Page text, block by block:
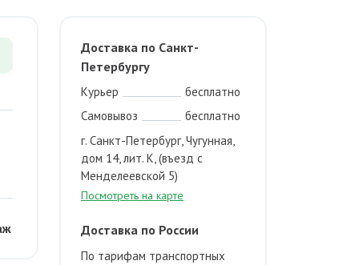
Доставка по Санкт-
Петербургу
Курьер
бесплатно
Самовывоз
бесплатно
г. Санкт-Петербург, Чугунная,
дом 14, лит. К, (въезд с
Менделеевской 5)
Посмотреть на карте
Доставка по России
По тарифам транспортных